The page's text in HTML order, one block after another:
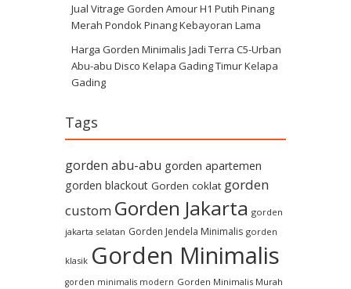
Jual Vitrage Gorden Amour H1 Putih Pinang
Merah Pondok Pinang Kebayoran Lama
Harga Gorden Minimalis Jadi Terra C5-Urban
Abu-abu Disco Kelapa Gading Timur Kelapa
Gading
Tags
gorden abu-abu gorden apartemen
gorden blackout Gorden coklat gorden
custom Gorden Jakarta gorden
jakarta selatan Gorden Jendela Minimalis gorden
klasik Gorden Minimalis
gorden minimalis modern Gorden Minimalis Murah